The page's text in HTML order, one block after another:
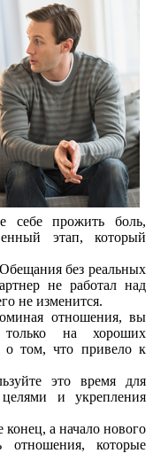
себе прожить боль,
этап, который
Обещания без реальных
не работал над
не изменится.
отношения, вы
только на хороших
том, что привело к
это время для
и укрепления
а начало нового
отношения, которые